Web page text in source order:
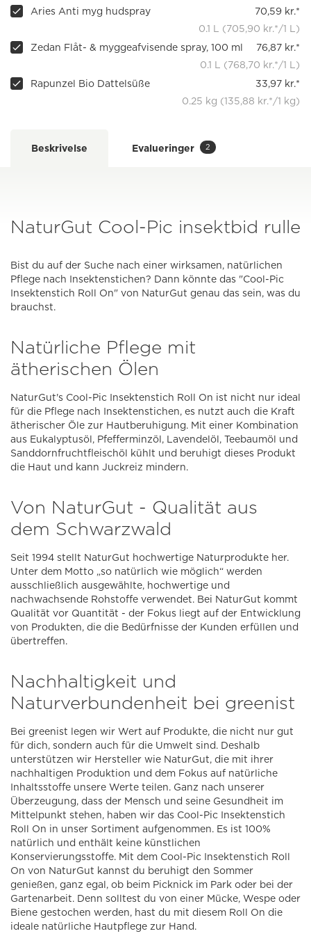
Aries Anti myg hudspray
70,59 kr.*
0.1 L (705,90 kr.*/1 L)
Zedan Flåt- & myggeafvisende spray, 100 ml
76,87 kr.*
0.1 L (768,70 kr.*/1 L)
Rapunzel Bio Dattelsüße
33,97 kr.*
0.25 kg (135,88 kr.*/1 kg)
Beskrivelse Evalueringer 2
NaturGut Cool-Pic insektbid rulle
Bist du auf der Suche nach einer wirksamen, natürlichen
Pflege nach Insektenstichen? Dann könnte das "Cool-Pic
Insektenstich Roll On" von NaturGut genau das sein, was du
brauchst.
Natürliche Pflege mit
ätherischen Ölen
NaturGut's Cool-Pic Insektenstich Roll On ist nicht nur ideal
für die Pflege nach Insektenstichen, es nutzt auch die Kraft
ätherischer Öle zur Hautberuhigung. Mit einer Kombination
aus Eukalyptusöl, Pfefferminzöl, Lavendelöl, Teebaumöl und
Sanddornfruchtfleischöl kühlt und beruhigt dieses Produkt
die Haut und kann Juckreiz mindern.
Von NaturGut - Qualität aus
dem Schwarzwald
Seit 1994 stellt NaturGut hochwertige Naturprodukte her.
Unter dem Motto „so natürlich wie möglich“ werden
ausschließlich ausgewählte, hochwertige und
nachwachsende Rohstoffe verwendet. Bei NaturGut kommt
Qualität vor Quantität - der Fokus liegt auf der Entwicklung
von Produkten, die die Bedürfnisse der Kunden erfüllen und
übertreffen.
Nachhaltigkeit und
Naturverbundenheit bei greenist
Bei greenist legen wir Wert auf Produkte, die nicht nur gut
für dich, sondern auch für die Umwelt sind. Deshalb
unterstützen wir Hersteller wie NaturGut, die mit ihrer
nachhaltigen Produktion und dem Fokus auf natürliche
Inhaltsstoffe unsere Werte teilen. Ganz nach unserer
Überzeugung, dass der Mensch und seine Gesundheit im
Mittelpunkt stehen, haben wir das Cool-Pic Insektenstich
Roll On in unser Sortiment aufgenommen. Es ist 100%
natürlich und enthält keine künstlichen
Konservierungsstoffe. Mit dem Cool-Pic Insektenstich Roll
On von NaturGut kannst du beruhigt den Sommer
genießen, ganz egal, ob beim Picknick im Park oder bei der
Gartenarbeit. Denn solltest du von einer Mücke, Wespe oder
Biene gestochen werden, hast du mit diesem Roll On die
ideale natürliche Hautpflege zur Hand.